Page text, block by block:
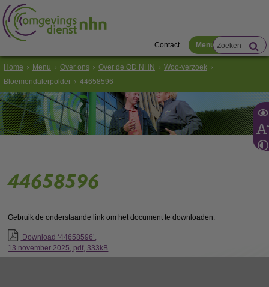
Contact Menu
Home Menu Over ons Over de OD NHN
Woo-verzoek
Bloemendalerpolder
44658596
44658596
Gebruik de onderstaande link om het document te downloaden.
Download ‘44658596’,
13 november 2025, pdf, 333kB